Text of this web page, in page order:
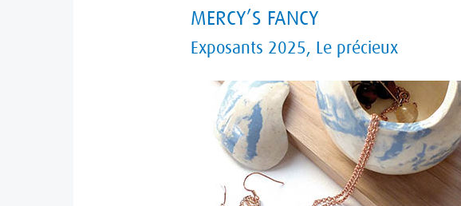
MERCY’S FANCY
Exposants 2025, Le précieux
MERCY’S
FANCY